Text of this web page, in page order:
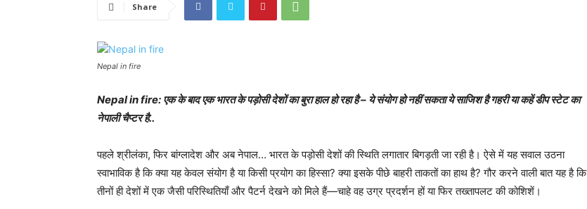
Share
Nepal in fire
Nepal in fire: एक के बाद एक भारत के पड़ोसी देशों का बुरा हाल हो रहा है – ये संयोग हो नहीं सकता ये साजिश है गहरी या कहें डीप स्टेट का
नेपाली चैप्टर है..
पहले श्रीलंका, फिर बांग्लादेश और अब नेपाल… भारत के पड़ोसी देशों की स्थिति लगातार बिगड़ती जा रही है। ऐसे में यह सवाल उठना
स्वाभाविक है कि क्या यह केवल संयोग है या किसी प्रयोग का हिस्सा? क्या इसके पीछे बाहरी ताकतों का हाथ है? गौर करने वाली बात यह है कि
तीनों ही देशों में एक जैसी परिस्थितियाँ और पैटर्न देखने को मिले हैं—चाहे वह उग्र प्रदर्शन हों या फिर तख्तापलट की कोशिशें।